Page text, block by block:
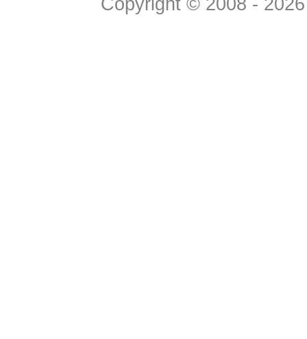
Copyright © 2008 -